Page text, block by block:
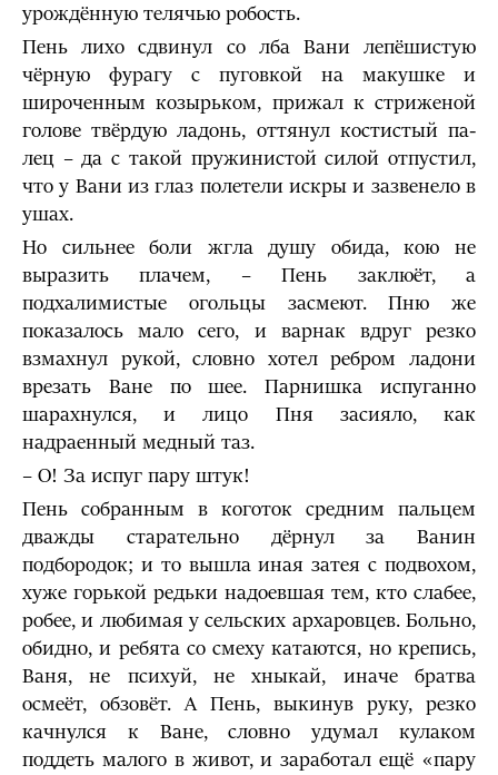
урождённую телячью робость.
Пень лихо сдвинул со лба Вани лепёшистую
чёрную фурагу с пуговкой на макушке и
широченным козырьком, прижал к стри­женой
голове твёрдую ладонь, оттянул костистый па­
лец – да с такой пружинистой силой отпустил,
что у Вани из глаз полетели искры и зазвенело в
ушах.
Но сильнее боли жгла душу обида, кою не
выразить плачем, – Пень заклюёт, а
подхалимистые огольцы засмеют. Пню же
показалось мало сего, и варнак вдруг резко
взмахнул рукой, словно хотел ребром ладони
врезать Ване по шее. Парнишка испуганно
шарахнулся, и лицо Пня засияло, как
надраенный медный таз.
– О! За испуг пару штук!
Пень собранным в коготок средним пальцем
дважды старательно дёрнул за Ванин
подбородок; и то вышла иная затея с подво­хом,
хуже горькой редьки надоевшая тем, кто слабее,
робее, и любимая у сельских архаровцев. Больно,
обидно, и ребята со смеху катаются, но крепись,
Ваня, не психуй, не хныкай, иначе братва
осмеёт, обзовёт. А Пень, выкинув руку, резко
качнулся к Ване, словно удумал кулаком
поддеть малого в живот, и заработал ещё «пару